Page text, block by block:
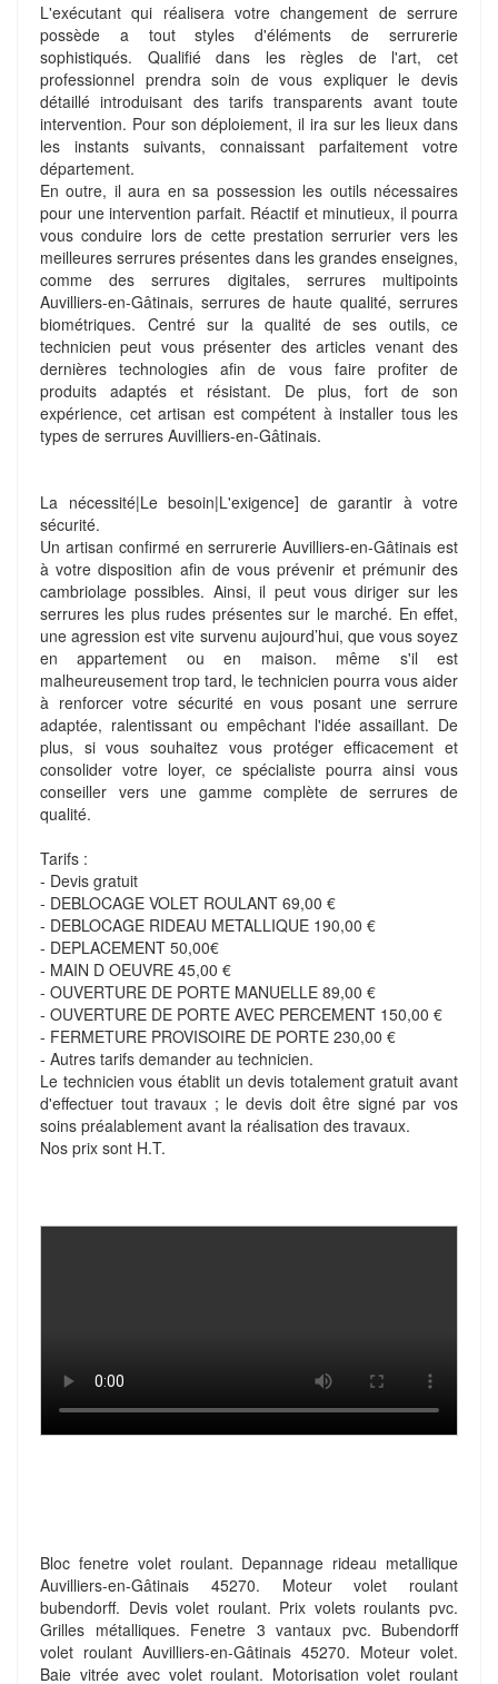
L'exécutant qui réalisera votre changement de serrure
possède a tout styles d'éléments de serrurerie
sophistiqués. Qualifié dans les règles de l'art, cet
professionnel prendra soin de vous expliquer le devis
détaillé introduisant des tarifs transparents avant toute
intervention. Pour son déploiement, il ira sur les lieux dans
les instants suivants, connaissant parfaitement votre
département.
En outre, il aura en sa possession les outils nécessaires
pour une intervention parfait. Réactif et minutieux, il pourra
vous conduire lors de cette prestation serrurier vers les
meilleures serrures présentes dans les grandes enseignes,
comme des serrures digitales, serrures multipoints
Auvilliers-en-Gâtinais, serrures de haute qualité, serrures
biométriques. Centré sur la qualité de ses outils, ce
technicien peut vous présenter des articles venant des
dernières technologies afin de vous faire profiter de
produits adaptés et résistant. De plus, fort de son
expérience, cet artisan est compétent à installer tous les
types de serrures Auvilliers-en-Gâtinais.
La nécessité|Le besoin|L'exigence] de garantir à votre
sécurité.
Un artisan confirmé en serrurerie Auvilliers-en-Gâtinais est
à votre disposition afin de vous prévenir et prémunir des
cambriolage possibles. Ainsi, il peut vous diriger sur les
serrures les plus rudes présentes sur le marché. En effet,
une agression est vite survenu aujourd’hui, que vous soyez
en appartement ou en maison. même s'il est
malheureusement trop tard, le technicien pourra vous aider
à renforcer votre sécurité en vous posant une serrure
adaptée, ralentissant ou empêchant l'idée assaillant. De
plus, si vous souhaitez vous protéger efficacement et
consolider votre loyer, ce spécialiste pourra ainsi vous
conseiller vers une gamme complète de serrures de
qualité.
Tarifs :
- Devis gratuit
- DEBLOCAGE VOLET ROULANT 69,00 €
- DEBLOCAGE RIDEAU METALLIQUE 190,00 €
- DEPLACEMENT 50,00€
- MAIN D OEUVRE 45,00 €
- OUVERTURE DE PORTE MANUELLE 89,00 €
- OUVERTURE DE PORTE AVEC PERCEMENT 150,00 €
- FERMETURE PROVISOIRE DE PORTE 230,00 €
- Autres tarifs demander au technicien.
Le technicien vous établit un devis totalement gratuit avant
d'effectuer tout travaux ; le devis doit être signé par vos
soins préalablement avant la réalisation des travaux.
Nos prix sont H.T.
Bloc fenetre volet roulant. Depannage rideau metallique
Auvilliers-en-Gâtinais 45270. Moteur volet roulant
bubendorff. Devis volet roulant. Prix volets roulants pvc.
Grilles métalliques. Fenetre 3 vantaux pvc. Bubendorff
volet roulant Auvilliers-en-Gâtinais 45270. Moteur volet.
Baie vitrée avec volet roulant. Motorisation volet roulant